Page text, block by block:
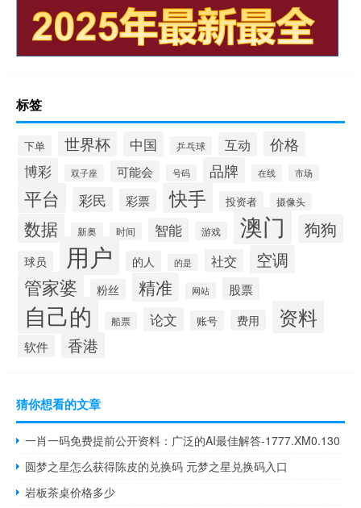
标签
下单 世界杯 中国 乒乓球 互动 价格
博彩 双子座 可能会 号码 品牌 在线 市场
平台 彩民 彩票 快手 投资者 摄像头
数据 新奥 时间 智能 游戏 澳门 狗狗
球员 用户 的人 的是 社交 空调
管家婆 粉丝 精准 网站 股票
自己的 船票 论文 账号 费用 资料
软件 香港
猜你想看的文章
一肖一码免费提前公开资料：广泛的AI最佳解答-1777.XM0.130
圆梦之星怎么获得陈皮的兑换码 元梦之星兑换码入口
岩板茶桌价格多少